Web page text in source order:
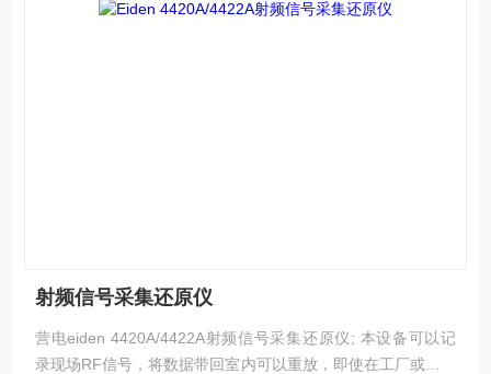
射频信号采集还原仪
营电eiden 4420A/4422A射频信号采集还原仪; 本设备可以记
录现场RF信号，将数据带回室内可以重放，即使在工厂或研究